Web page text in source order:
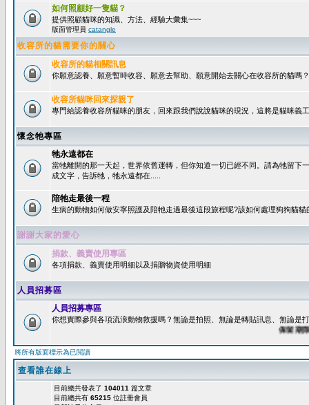
如何照顧好一隻貓？
提供照顧貓咪的知識、方法、經驗大彙集~~~
版面管理員 catangle
收容所的貓需要你的關心
收容所的貓相關訊息
你願意認養、願意暫時收容、願意去幫助、願意開始去關心在收容所的貓嗎？
收容所貓咪回來探親了
專門給認養收容所貓咪的朋友，回來跟我們說說貓咪的現況，這將是貓咪義
懷念牠專區
牠永遠都在
當牠離開的那一天起，世界依舊運轉，但你知道一切已經不同。請為牠留下
成文字，告訴牠，牠永遠都在.....
陪牠走最後一程
生病的動物如何做安寧照護及陪牠走過最後這段旅程呢?該如何處理狗狗貓貓
謝謝大家的愛心
捐款、義賣使用專區
各項捐款、義賣使用明細以及捐贈物資使用明細
人員招募區
人員招募專區
你想實際參與各項流浪動物救援嗎？無論是拍照、無論是轉貼訊息、無論是
保留期限：
將所有版面標示為已閱讀
查看誰在線上
目前總共發表了 104011 篇文章
目前總共有 65215 位註冊會員